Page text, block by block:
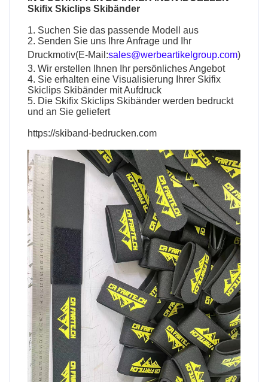
Skifix Skiclips Skibänder
1. Suchen Sie das passende Modell aus
2. Senden Sie uns Ihre Anfrage und Ihr
Druckmotiv(E-Mail:sales@werbeartikelgroup.com)
3. Wir erstellen Ihnen Ihr persönliches Angebot
4. Sie erhalten eine Visualisierung Ihrer Skifix
Skiclips Skibänder mit Aufdruck
5. Die Skifix Skiclips Skibänder werden bedruckt
und an Sie geliefert
https://skiband-bedrucken.com